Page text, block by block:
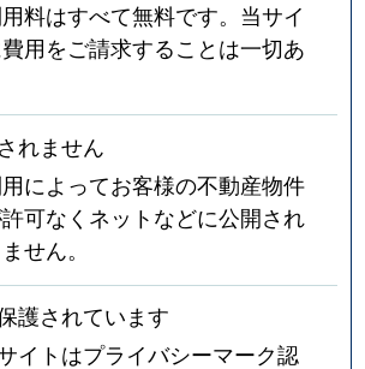
料はすべて無料です。当サイ
用をご請求することは一切あ
れません
によってお客様の不動産物件
可なくネットなどに公開され
せん。
護されています
イトはプライバシーマーク認